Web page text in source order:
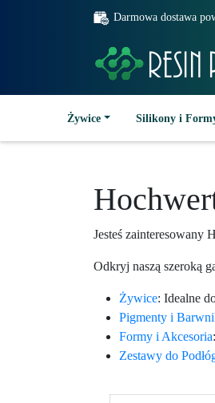
Darmowa dostawa
Żywice Silikony i
Jesteś
Odkryj naszą szeroką
Żywice: Idealne
Pigmenty i
Formy i Akcesoria
Zestawy do